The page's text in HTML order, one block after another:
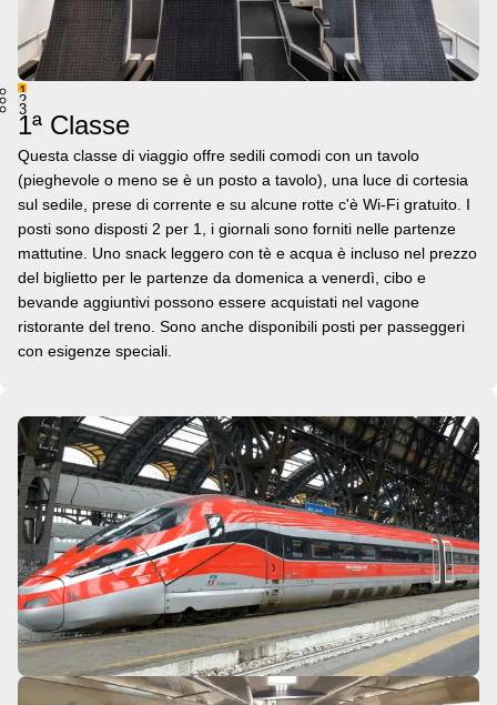
1
2
3
1ª Classe
Questa classe di viaggio offre sedili comodi con un tavolo
(pieghevole o meno se è un posto a tavolo), una luce di cortesia
sul sedile, prese di corrente e su alcune rotte c'è Wi-Fi gratuito. I
posti sono disposti 2 per 1, i giornali sono forniti nelle partenze
mattutine. Uno snack leggero con tè e acqua è incluso nel prezzo
del biglietto per le partenze da domenica a venerdì, cibo e
bevande aggiuntivi possono essere acquistati nel vagone
ristorante del treno. Sono anche disponibili posti per passeggeri
con esigenze speciali.